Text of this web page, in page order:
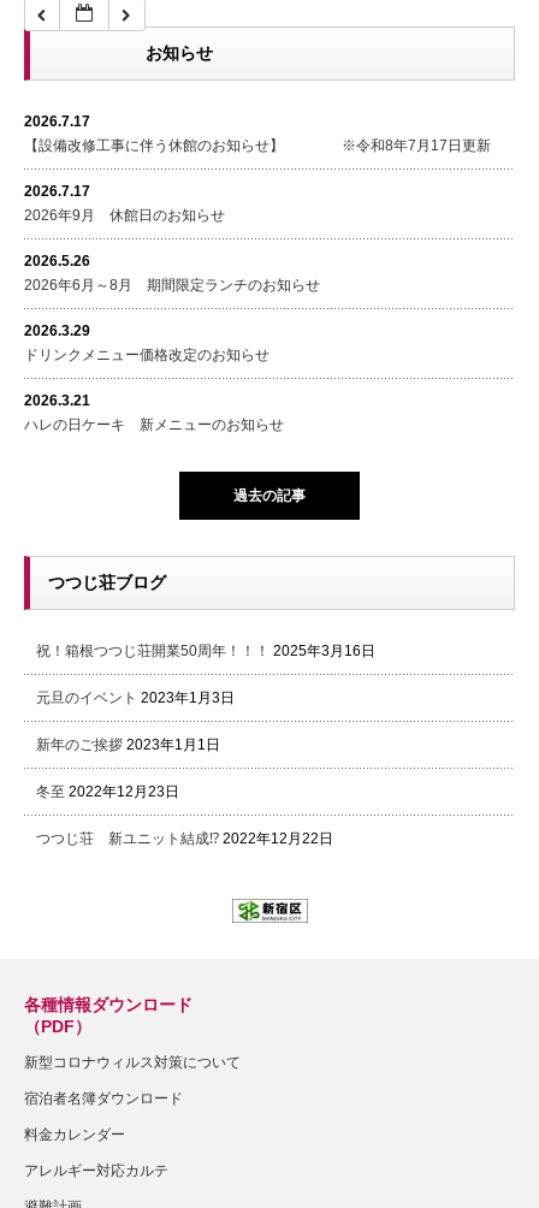
お知らせ
2026.7.17
【設備改修工事に伴う休館のお知らせ】 ※令和8年7月17日更新
2026.7.17
2026年9月 休館日のお知らせ
2026.5.26
2026年6月～8月 期間限定ランチのお知らせ
2026.3.29
ドリンクメニュー価格改定のお知らせ
2026.3.21
ハレの日ケーキ 新メニューのお知らせ
過去の記事
つつじ荘ブログ
祝！箱根つつじ荘開業50周年！！！ 2025年3月16日
元旦のイベント 2023年1月3日
新年のご挨拶 2023年1月1日
冬至 2022年12月23日
つつじ荘 新ユニット結成⁉ 2022年12月22日
各種情報ダウンロード
（PDF）
新型コロナウィルス対策について
宿泊者名簿ダウンロード
料金カレンダー
アレルギー対応カルテ